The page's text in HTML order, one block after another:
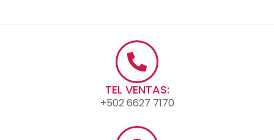
TEL VENTAS:
+502 6627 7170